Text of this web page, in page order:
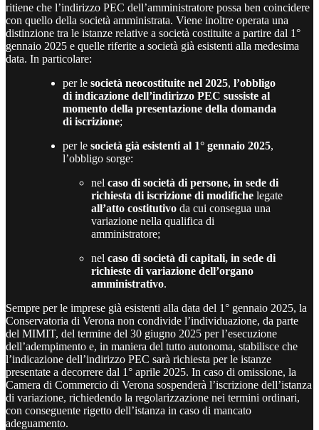
ritiene che l’indirizzo PEC dell’amministratore possa ben coincidere
con quello della società amministrata. Viene inoltre operata una
distinzione tra le istanze relative a società costituite a partire dal 1°
gennaio 2025 e quelle riferite a società già esistenti alla medesima
data. In particolare:
per le società neocostituite nel 2025, l’obbligo
di indicazione dell’indirizzo PEC sussiste al
momento della presentazione della domanda
di iscrizione;
per le società già esistenti al 1° gennaio 2025,
l’obbligo sorge:
nel caso di società di persone, in sede di
richiesta di iscrizione di modifiche legate
all’atto costitutivo da cui consegua una
variazione nella qualifica di
amministratore;
nel caso di società di capitali, in sede di
richieste di variazione dell’organo
amministrativo.
Sempre per le imprese già esistenti alla data del 1° gennaio 2025, la
Conservatoria di Verona non condivide l’individuazione, da parte
del MIMIT, del termine del 30 giugno 2025 per l’esecuzione
dell’adempimento e, in maniera del tutto autonoma, stabilisce che
l’indicazione dell’indirizzo PEC sarà richiesta per le istanze
presentate a decorrere dal 1° aprile 2025. In caso di omissione, la
Camera di Commercio di Verona sospenderà l’iscrizione dell’istanza
di variazione, richiedendo la regolarizzazione nei termini ordinari,
con conseguente rigetto dell’istanza in caso di mancato
adeguamento.